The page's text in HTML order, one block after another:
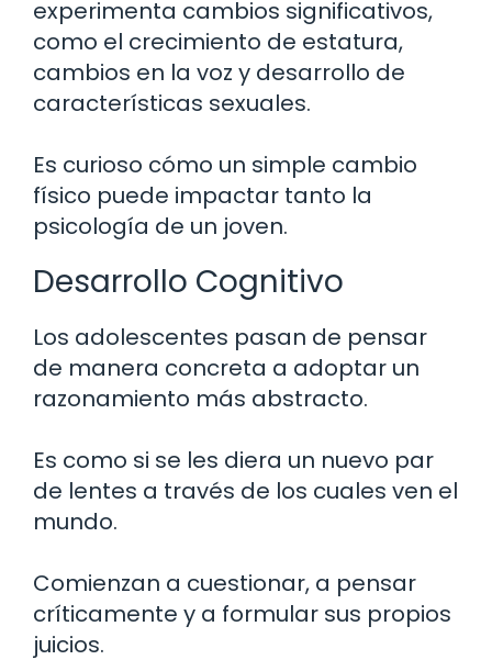
experimenta cambios significativos,
como el crecimiento de estatura,
cambios en la voz y desarrollo de
características sexuales.
Es curioso cómo un simple cambio
físico puede impactar tanto la
psicología de un joven.
Desarrollo Cognitivo
Los adolescentes pasan de pensar
de manera concreta a adoptar un
razonamiento más abstracto.
Es como si se les diera un nuevo par
de lentes a través de los cuales ven el
mundo.
Comienzan a cuestionar, a pensar
críticamente y a formular sus propios
juicios.